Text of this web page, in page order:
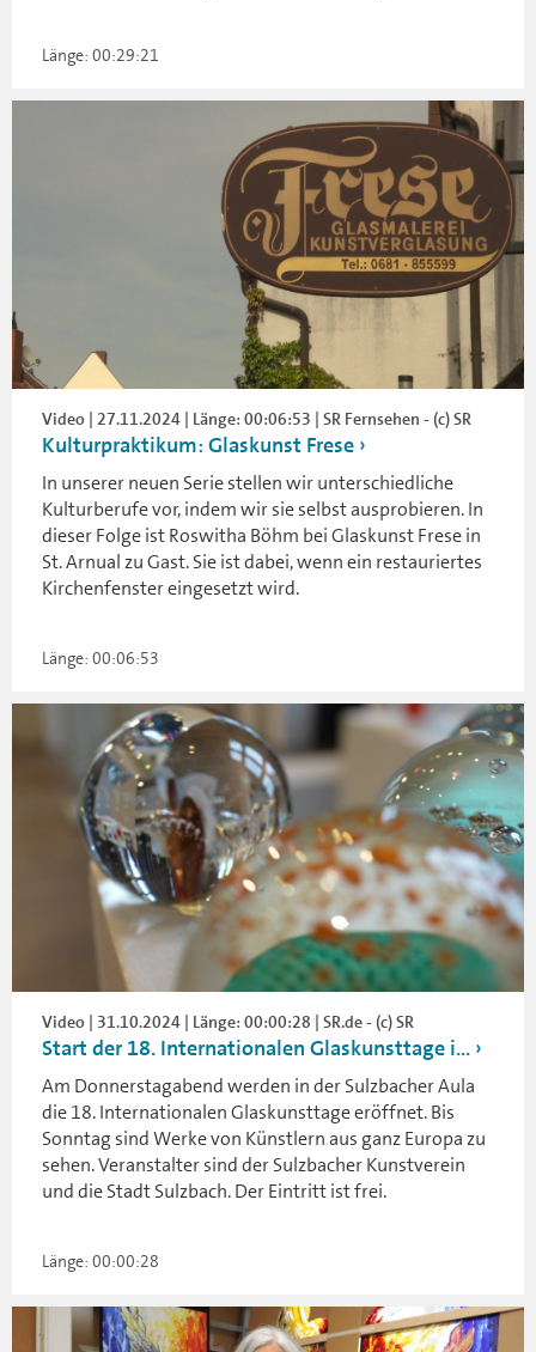
Länge: 00:29:21
Video | 27.11.2024 | Länge: 00:06:53 | SR Fernsehen - (c) SR
Kulturpraktikum: Glaskunst Frese
In unserer neuen Serie stellen wir unterschiedliche
Kulturberufe vor, indem wir sie selbst ausprobieren. In
dieser Folge ist Roswitha Böhm bei Glaskunst Frese in
St. Arnual zu Gast. Sie ist dabei, wenn ein restauriertes
Kirchenfenster eingesetzt wird.
Länge: 00:06:53
Video | 31.10.2024 | Länge: 00:00:28 | SR.de - (c) SR
Start der 18. Internationalen Glaskunsttage i...
Am Donnerstagabend werden in der Sulzbacher Aula
die 18. Internationalen Glaskunsttage eröffnet. Bis
Sonntag sind Werke von Künstlern aus ganz Europa zu
sehen. Veranstalter sind der Sulzbacher Kunstverein
und die Stadt Sulzbach. Der Eintritt ist frei.
Länge: 00:00:28